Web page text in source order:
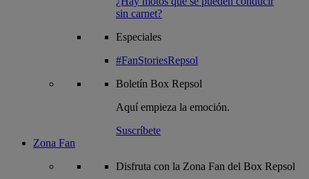
sin carnet?
Especiales
#FanStoriesRepsol
Boletín Box Repsol
Aquí empieza la emoción.
Suscríbete
Zona Fan
Disfruta con la Zona Fan del Box Repsol